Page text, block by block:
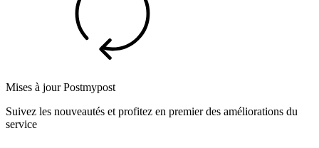
Mises à jour Postmypost
Suivez les nouveautés et profitez en premier des améliorations du
service